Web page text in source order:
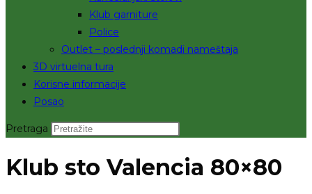
Klub garniture
Police
Outlet – poslednji komadi nameštaja
3D virtuelna tura
Korisne informacije
Posao
Pretraga
Klub sto Valencia 80×80